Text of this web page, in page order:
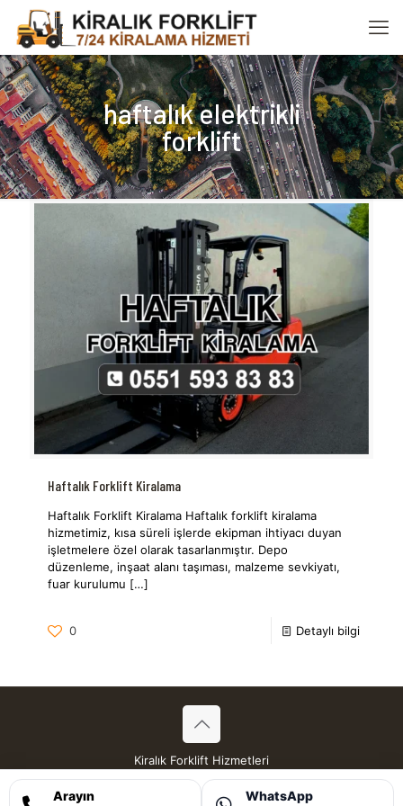
haftalık elektrikli
forklift
Haftalık Forklift Kiralama
Haftalık Forklift Kiralama Haftalık forklift kiralama
hizmetimiz, kısa süreli işlerde ekipman ihtiyacı duyan
işletmelere özel olarak tasarlanmıştır. Depo
düzenleme, inşaat alanı taşıması, malzeme sevkiyatı,
fuar kurulumu […]
0 Detaylı bilgi
Kiralık Forklift Hizmetleri
Tüm Hakları Saklıdır © 2026
Arayın WhatsApp